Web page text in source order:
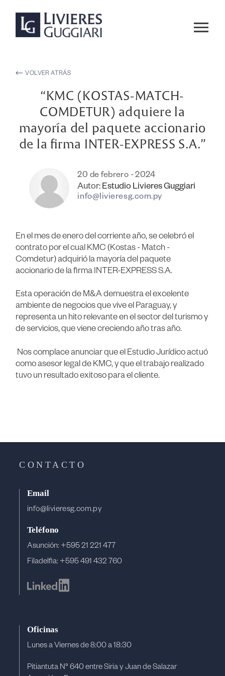
VOLVER ATRÁS
“KMC (KOSTAS-MATCH-
COMDETUR) adquiere la
mayoría del paquete accionario
de la firma INTER-EXPRESS S.A.”
20 de febrero - 2024
Autor:Estudio Livieres Guggiari
info@livieresg.com.py
En el mes de enero del corriente año, se celebró el
contrato por el cual KMC (Kostas - Match -
Comdetur) adquirió la mayoría del paquete
accionario de la firma INTER-EXPRESS S.A.
Esta operación de M&A demuestra el excelente
ambiente de negocios que vive el Paraguay, y
representa un hito relevante en el sector del turismo y
de servicios, que viene creciendo año tras año.
Nos complace anunciar que el Estudio Jurídico actuó
como asesor legal de KMC, y que el trabajo realizado
tuvo un resultado exitoso para el cliente.
CONTACTO
Email
info@livieresg.com.py
Teléfono
Asunción: +595 21 221 477
Filadelfia: +595 491 432 760
Oficinas
Lunes a Viernes de 8:00 a 18:30
Pitiantuta N° 640 entre Siria y Juan de Salazar